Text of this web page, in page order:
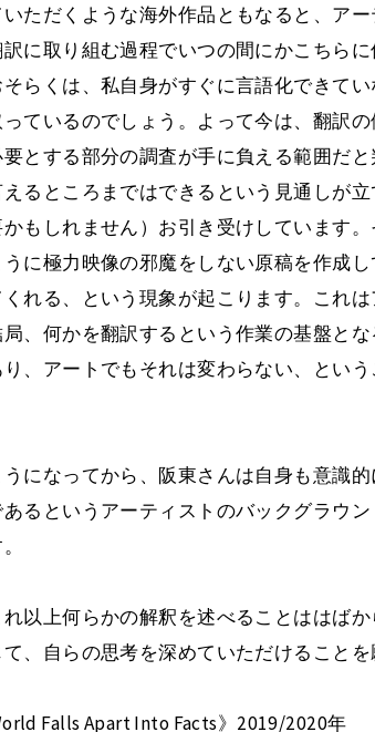
いただくような海外作品ともなると、ア
に取り組む過程でいつの間にかこちら
らくは、私自身がすぐに言語化できて
ているのでしょう。よって今は、翻訳
とする部分の調査が手に負える範囲だ
るところまではできるという見通しが
もしれません）お引き受けしています
に極力映像の邪魔をしない原稿を作成
れる、という現象が起こります。これ
、何かを翻訳するという作業の基盤と
、アートでもそれは変わらない、とい
になってから、阪東さんは自身も意識
るというアーティストのバックグラウ
れ以上何らかの解釈を述べることははば
、自らの思考を深めていただけることを
Falls Apart Into Facts》2019/2020年